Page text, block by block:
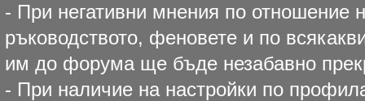
- При негативни мнения по отношение
ръководството, феновете и по
им до форума ще бъде незабавно
- При наличие на настройки по